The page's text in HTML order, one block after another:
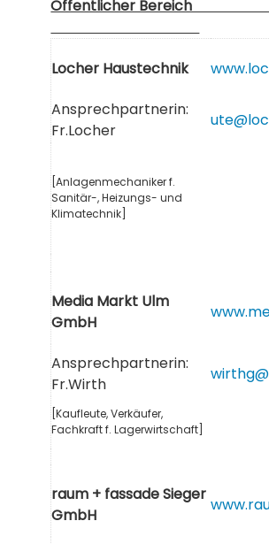
Öffentlicher
Locher Haustechnik
Ansprechpartnerin:
Fr.Locher
[Anlagenmechaniker f.
Sanitär-, Heizungs- und
Klimatechnik]
Media Markt Ulm
GmbH
Ansprechpartnerin:
Fr.Wirth
[Kaufleute, Verkäufer,
Fachkraft f. Lagerwirtschaft]
raum + fassade Sieger
GmbH